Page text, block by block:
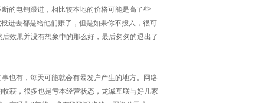
的电销跟进，相比较本地的价格可能是高了些
进去都是给他们赚了，但是如果你不投入，很可
效果并没有想象中的那么好，最后匆匆的退出了
也有，每天可能就会有暴发户产生的地方。网络
获，很多也是亏本经营状态，龙诚互联与好几家